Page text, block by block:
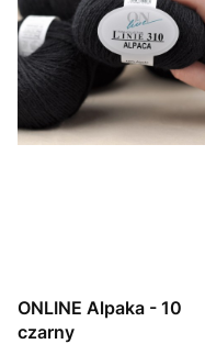
ONLINE Alpaka - 10
czarny